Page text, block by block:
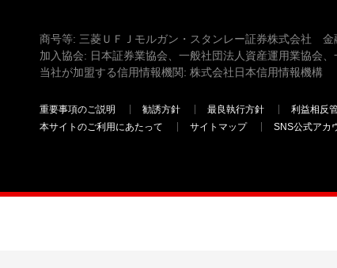
商号等: 三菱ＵＦＪモルガン・スタンレー証券株式会社
加入協会: 日本証券業協会、一般社団法人資産運用業協会
当社が加盟する信用情報機関: 株式会社日本信用情報機構
重要事項のご説明 勧誘方針 最良執行方針 利益相反
本サイトのご利用にあたって
サイトマップ SNS公式アカ